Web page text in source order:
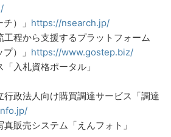
）」 https://nsearch.jp/
工程から支援するプラットフォーム
）」 https://www.gostep.biz/
入札資格ポータル」
行政法人向け購買調達サービス「調達
販売システム「えんフォト」